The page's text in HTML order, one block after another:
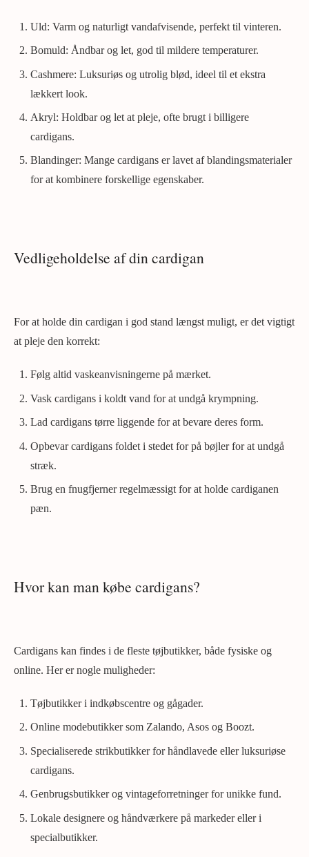
Uld: Varm og naturligt vandafvisende, perfekt til vinteren.
Bomuld: Åndbar og let, god til mildere temperaturer.
Cashmere: Luksuriøs og utrolig blød, ideel til et ekstra
lækkert look.
Akryl: Holdbar og let at pleje, ofte brugt i billigere
cardigans.
Blandinger: Mange cardigans er lavet af blandingsmaterialer
for at kombinere forskellige egenskaber.
Vedligeholdelse af din cardigan
For at holde din cardigan i god stand længst muligt, er det vigtigt
at pleje den korrekt:
Følg altid vaskeanvisningerne på mærket.
Vask cardigans i koldt vand for at undgå krympning.
Lad cardigans tørre liggende for at bevare deres form.
Opbevar cardigans foldet i stedet for på bøjler for at undgå
stræk.
Brug en fnugfjerner regelmæssigt for at holde cardiganen
pæn.
Hvor kan man købe cardigans?
Cardigans kan findes i de fleste tøjbutikker, både fysiske og
online. Her er nogle muligheder:
Tøjbutikker i indkøbscentre og gågader.
Online modebutikker som Zalando, Asos og Boozt.
Specialiserede strikbutikker for håndlavede eller luksuriøse
cardigans.
Genbrugsbutikker og vintageforretninger for unikke fund.
Lokale designere og håndværkere på markeder eller i
specialbutikker.